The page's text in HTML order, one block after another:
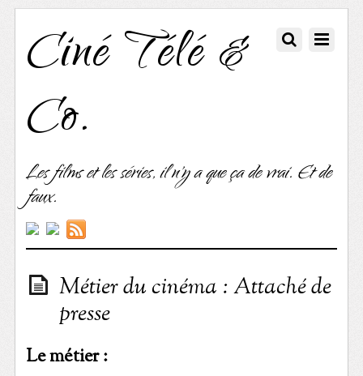
Ciné Télé &
Co.
Les films et les séries, il n'y a que ça de vrai. Et de
faux.
Métier du cinéma : Attaché de
presse
Le métier :